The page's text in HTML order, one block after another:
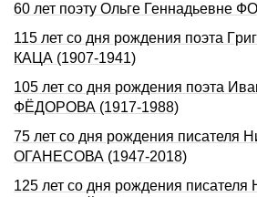
60 лет поэту Ольге Геннадьевне
115 лет со дня pождения поэта
КАЦА (1907-1941)
105 лет со дня рождения поэта
ФЁДОРОВА (1917-1988)
75 лет со дня рождения писателя
ОГАHЕСОВА (1947-2018)
125 лет со дня рождения